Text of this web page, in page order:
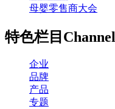
母婴零售商大会
特色栏目 Channel
企业
品牌
产品
专题